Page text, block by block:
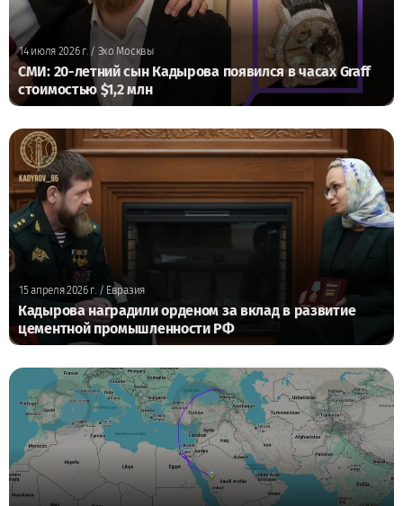
14 июля 2026 г./ Эхо Москвы
СМИ: 20-летний сын Кадырова появился в часах Graff
стоимостью $1,2 млн
15 апреля 2026 г./ Евразия
Кадырова наградили орденом за вклад в развитие
цементной промышленности РФ